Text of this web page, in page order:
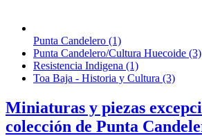
Punta Candelero (1)
Punta Candelero/Cultura Huecoide (3)
Resistencia Indigena (1)
Toa Baja - Historia y Cultura (3)
Miniaturas y piezas
colección de Punta